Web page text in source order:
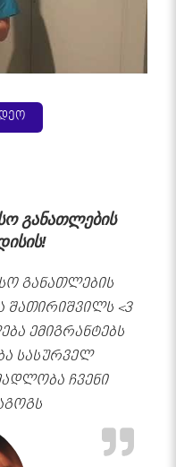
განათლების
განათლების
შათირიშვილს <3
ემიგრანტებს
სასურველ
ჩვენი